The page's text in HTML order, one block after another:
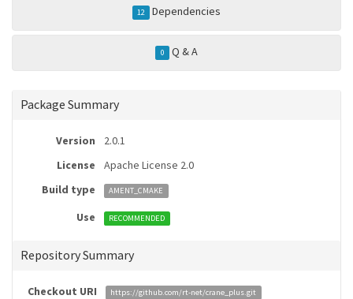
12 Dependencies
0 Q & A
Package Summary
Version
2.0.1
License
Apache License 2.0
Build type
AMENT_CMAKE
Use RECOMMENDED
Repository Summary
Checkout URI https://github.com/rt-net/crane_plus.git